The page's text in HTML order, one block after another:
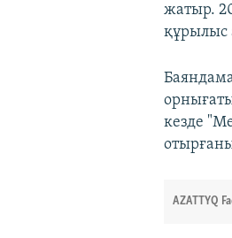
жатыр.
құрылыс
кезде
отырғаны
AZATTYQ